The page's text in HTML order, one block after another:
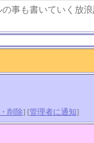
事も書いていく放
削除] [管理者に通知]